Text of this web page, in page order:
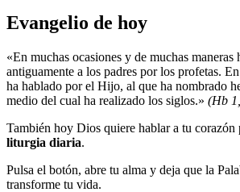
Evangelio de hoy
«En muchas ocasiones y de muchas maneras
antiguamente a los padres por los profetas.
ha hablado por el Hijo, al que ha nombrado
medio del cual ha realizado los siglos.» (Hb
También hoy Dios quiere hablar a tu corazón
liturgia diaria.
Pulsa el botón, abre tu alma y deja que la
transforme tu vida.